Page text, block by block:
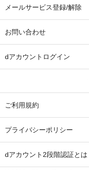
メールサービス登録/解除
お問い合わせ
dアカウントログイン
ご利用規約
プライバシーポリシー
dアカウント2段階認証とは